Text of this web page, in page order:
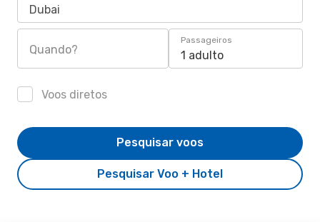
Dubai
Quando?
Passageiros
1 adulto
Voos diretos
Pesquisar Voo + Hotel
Pesquisar voos